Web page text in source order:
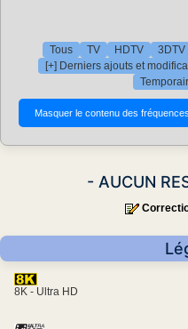
Tous TV HDTV 3DTV
[+] Derniers ajouts et
- AUCUN
8K - Ultra HD